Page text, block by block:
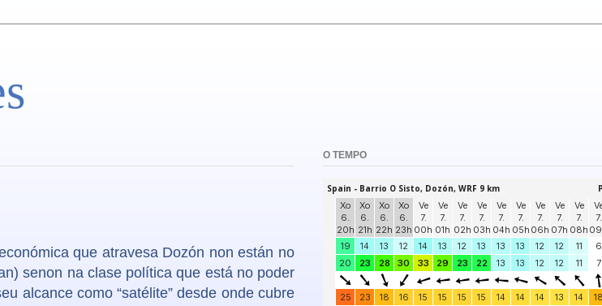
que atravesa Dozón non están no
senon na clase política que está no poder
alcance como “satélite” desde onde cubre
O TEMPO